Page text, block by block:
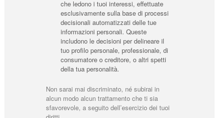
che ledono i tuoi interessi, effettuate
esclusivamente sulla base di processi
decisionali automatizzati delle tue
informazioni personali. Queste
includono le decisioni per delineare il
tuo profilo personale, professionale, di
consumatore o creditore, o altri spetti
della tua personalità.
Non sarai mai discriminato, né subirai in
alcun modo alcun trattamento che ti sia
sfavorevole, a seguito dell’esercizio dei tuoi